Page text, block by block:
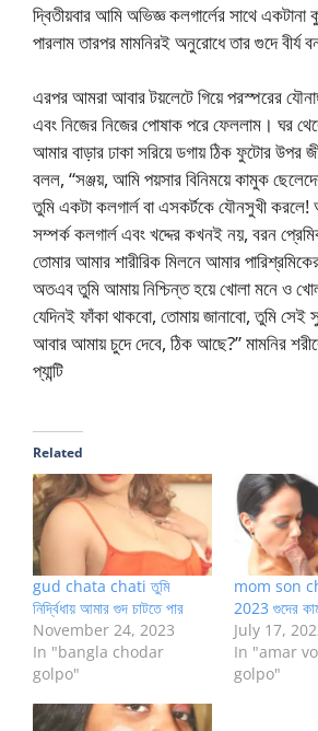
দ্বিতীয়বার আমি অভিজ্ঞ কলগার্লের সাথে একটানা
পারলাম তারপর মামনিরই অনুরোধে তার গুদে বীর্য
এরপর আমরা আবার টয়লেটে গিয়ে পরস্পরের
এবং নিজের নিজের পোষাক পরে ফেললাম। ঘর
আমার বাড়ার ঢাকা সরিয়ে ডগায় ঠিক ফুটোর উপর
বলল, “সঞ্জয়, আমি পয়সার বিনিময়ে কামুক
তুমি একটা কলগার্ল বা এসকর্টকে যৌনসুখী
সম্পর্ক কলগার্ল এবং খদ্দের কখনই নয়, বরন
তোমার আমার শারীরিক মিলনে আমার
অতএব তুমি আমায় নিশ্চিন্ত হয়ে খোলা মনে ও
যেদিনই ফাঁকা থাকবো, তোমায় জানাবো, তুমি সেই
আবার আমায় চুদে দেবে, ঠিক আছে?” মামনির
প্যান্টি
Related
gud chata chati তুমি
নির্দ্বিধায় আমার গুদ চাটতে পার
November 24, 2023
In "bangla chodar
golpo"
mom son
2023 গুদের
July 17,
In "amar
golpo"